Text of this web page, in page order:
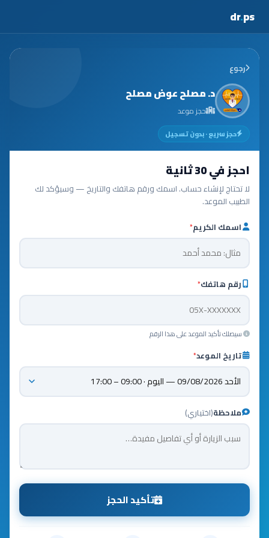
dr.ps
رجوع
د. مصلح عوض مصلح
حجز موعد
حجز سريع · بدون تسجيل
احجز في 30 ثانية
لا تحتاج لإنشاء حساب. اسمك ورقم هاتفك والتاريخ — وسيؤكد لك
الطبيب الموعد.
اسمك الكريم*
رقم هاتفك*
سيصلك تأكيد الموعد على هذا الرقم
تاريخ الموعد*
ملاحظة(اختياري)
تأكيد الحجز